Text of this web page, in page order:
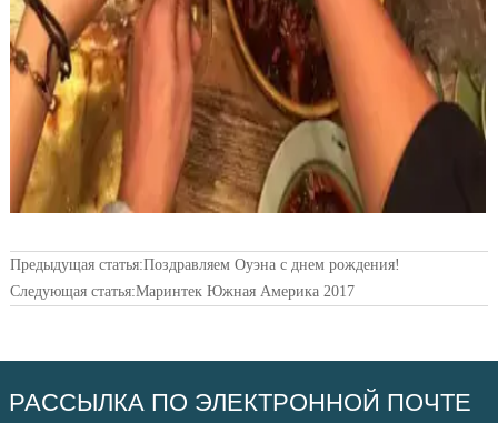
Предыдущая статья:Поздравляем Оуэна с днем рождения!
Следующая статья:Маринтек Южная Америка 2017
РАССЫЛКА ПО ЭЛЕКТРОННОЙ ПОЧТЕ